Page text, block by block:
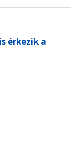
érkezik a